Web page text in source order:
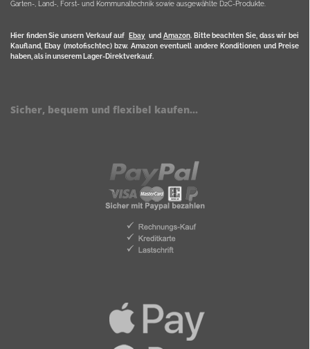
Garten-, Land-, Forst- und Kommunaltechnik sowie ausgewählte D2C-Produkte.
Hier finden Sie unsern Verkauf auf Ebayund Amazon. Bitte beachten Sie, dass wir bei
Kaufland, Ebay (motofischtec) bzw. Amazon eventuell andere Konditionen und Preise
haben, als in unserem Lager-Direktverkauf.
Sicher, bequem und flexibel kaufen...